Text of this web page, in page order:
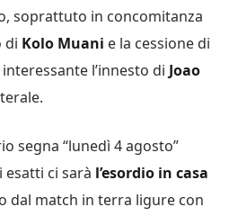
soprattuto in concomitanza
di Kolo Muani e la cessione di
l’innesto di Joao
segna “lunedì 4 agosto”
ci sarà l’esordio in casa
dal match in terra ligure con